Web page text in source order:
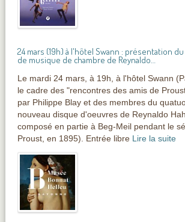
24 mars (19h) à l'hôtel Swann : présentation
de musique de chambre de Reynaldo…
Le mardi 24 mars, à 19h, à l'hôtel Swann
le cadre des "rencontres des amis de
par Philippe Blay et des membres du
nouveau disque d'oeuvres de Reynaldo
composé en partie à Beg-Meil pendant le
Proust, en 1895). Entrée libre Lire la suite